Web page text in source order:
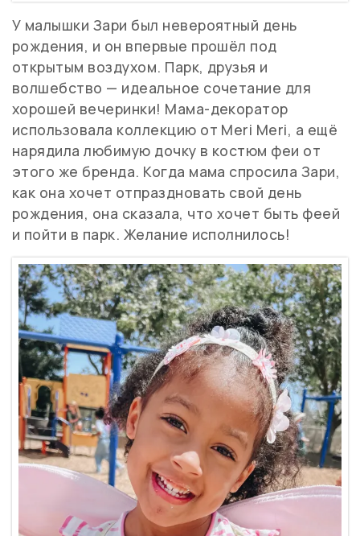
У малышки Зари был невероятный день
рождения, и он впервые прошёл под
открытым воздухом. Парк, друзья и
волшебство — идеальное сочетание для
хорошей вечеринки! Мама-декоратор
использовала коллекцию от Meri Meri, а ещё
нарядила любимую дочку в костюм феи от
этого же бренда. Когда мама спросила Зари,
как она хочет отпраздновать свой день
рождения, она сказала, что хочет быть феей
и пойти в парк. Желание исполнилось!